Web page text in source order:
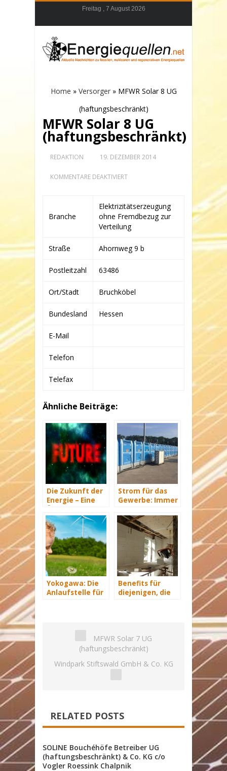
Freitag , 7 August 2026
Home » Versorger» MFWR Solar 8 UG
(haftungsbeschränkt)
MFWR Solar 8 UG
(haftungsbeschränkt)
REDAKTION 19. DEZEMBER 2014
KOMMENTARE DEAKTIVIERTFÜR
UG
(HAFTUNGSBESCHRÄNKT)
Branche
Elektrizitätserzeugung
ohne Fremdbezug zur
Verteilung
Straße Ahornweg 9 b
Postleitzahl 63486
Ort/Stadt Bruchköbel
Bundesland Hessen
E-Mail
Telefon
Telefax
Ähnliche Beiträge:
Die Zukunft der
Energie – Eine
Strom für das
Gewerbe: Immer
versorgt
Yokogawa: Die
Anlaufstelle für
Energiemanagement
Benefits für
diejenigen, die
MFWR Solar 7 UG
(haftungsbeschränkt)
Windpark Stiftswald GmbH & Co. KG
RELATED POSTS
SOLINE Bouchéhöfe Betreiber UG
(haftungsbeschränkt) & Co. KG c/o
Vogler Roessink Chalpnik